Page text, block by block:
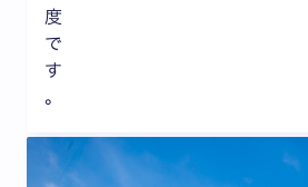
度
で
す
。